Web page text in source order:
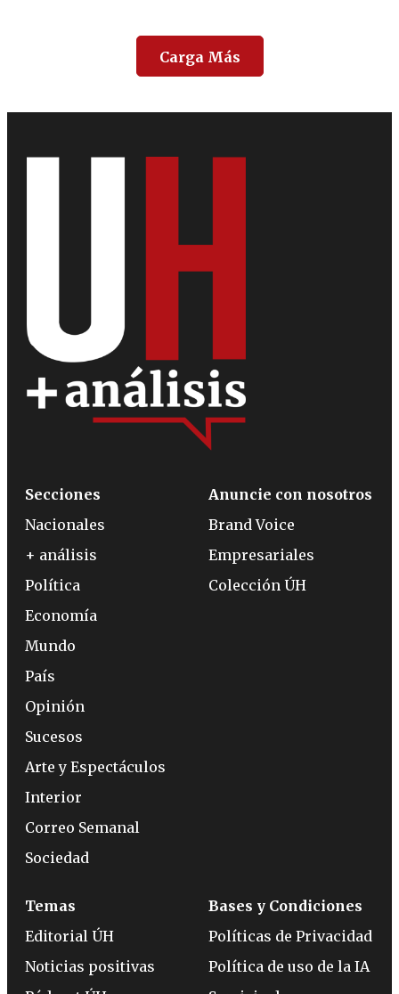
Carga Más
Secciones
Nacionales
+ análisis
Política
Economía
Mundo
País
Opinión
Sucesos
Arte y Espectáculos
Interior
Correo Semanal
Sociedad
Anuncie con nosotros
Brand Voice
Empresariales
Colección ÚH
Temas
Editorial ÚH
Noticias positivas
Bases y Condiciones
Políticas de Privacidad
Política de uso de la IA